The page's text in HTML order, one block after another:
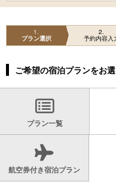
1
プラン選択
2
予約内容入
ご希望の宿泊プランをお選
プラン一覧
航空券付き宿泊プラン